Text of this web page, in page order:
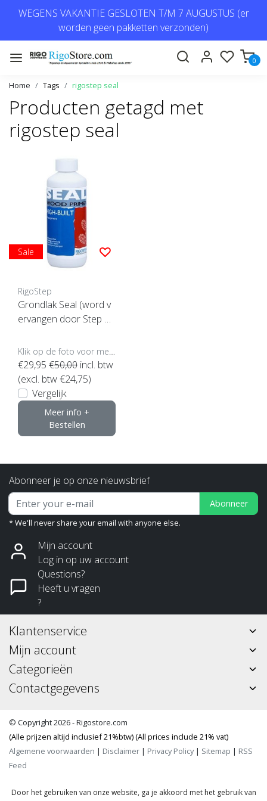
WEGENS VAKANTIE GESLOTEN T/M 7 AUGUSTUS (er
worden geen pakketten verzonden)
0
Home Tags rigostep seal
Producten getagd met
rigostep seal
Sale
RigoStep
Grondlak Seal (word v
ervangen door Step 60
€29,95 €50,00 incl. btw
(excl. btw €24,75)
Vergelijk
Meer info +
Bestellen
Abonneer je op onze nieuwsbrief
Abonneer
* We'll never share your email with anyone else.
Mijn account
Log in op uw account
Questions?
Heeft u vragen
?
Klantenservice
Mijn account
Categorieën
Contactgegevens
© Copyright 2026 - Rigostore.com
(Alle prijzen altijd inclusief 21%btw) (All prices include 21% vat)
Algemene voorwaarden | Disclaimer | Privacy Policy| Sitemap | RSS
Feed
Door het gebruiken van onze website, ga je akkoord met het gebruik van